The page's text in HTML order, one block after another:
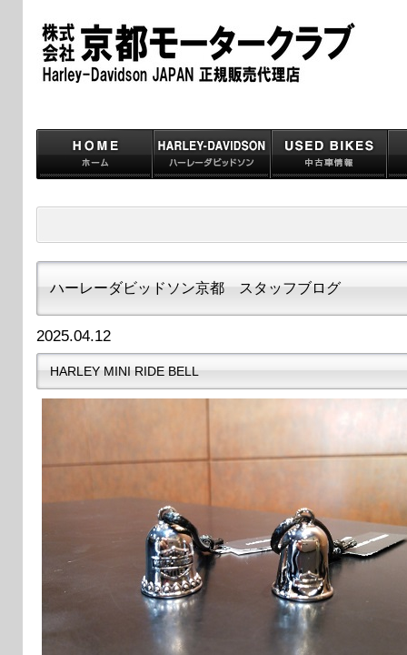
ハーレーダビッドソン京都 スタッフブログ
2025.04.12
HARLEY MINI RIDE BELL